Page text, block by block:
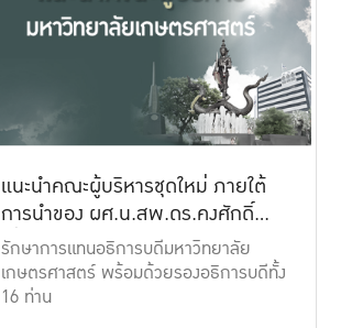
แนะนำคณะผู้บริหารชุดใหม่ ภายใต้
การนำของ ผศ.น.สพ.ดร.คงศักดิ์
เที่ยงธรรม
รักษาการแทนอธิการบดีมหาวิทยาลัย
เกษตรศาสตร์ พร้อมด้วยรองอธิการบดีทั้ง
16 ท่าน